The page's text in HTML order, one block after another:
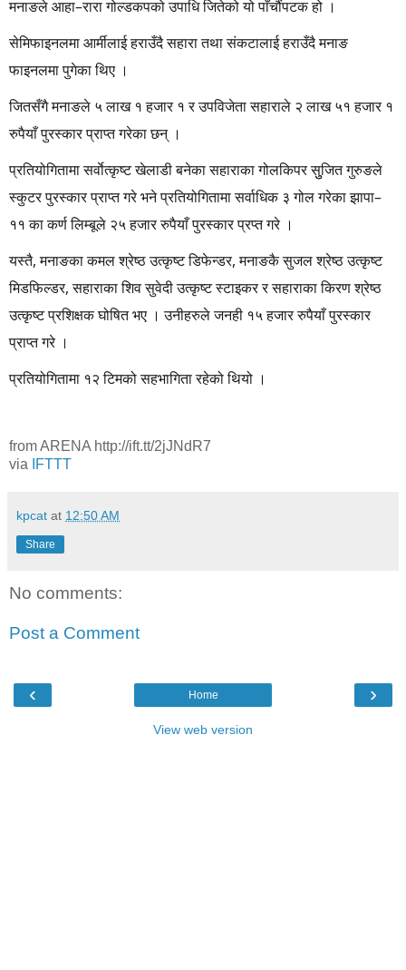
मनाङले आहा–रारा गोल्डकपको उपाधि जितेको यो पाँचौंपटक हो ।
सेमिफाइनलमा आर्मीलाई हराउँदै सहारा तथा संकटालाई हराउँदै मनाङ
फाइनलमा पुगेका थिए ।
जितसँगै मनाङले ५ लाख १ हजार १ र उपविजेता सहाराले २ लाख ५१ हजार १
रुपैयाँ पुरस्कार प्राप्त गरेका छन् ।
प्रतियोगितामा सर्वाेत्कृष्ट खेलाडी बनेका सहाराका गोलकिपर सुुजित गुरुङले
स्कुटर पुरस्कार प्राप्त गरे भने प्रतियोगितामा सर्वाधिक ३ गोल गरेका झापा–
११ का कर्ण लिम्बूले २५ हजार रुपैयाँ पुरस्कार प्रप्त गरे ।
यस्तै, मनाङका कमल श्रेष्ठ उत्कृष्ट डिफेन्डर, मनाङकै सुजल श्रेष्ठ उत्कृष्ट
मिडफिल्डर, सहाराका शिव सुवेदी उत्कृष्ट स्टाइकर र सहाराका किरण श्रेष्ठ
उत्कृष्ट प्रशिक्षक घोषित भए । उनीहरुले जनही १५ हजार रुपैयाँ पुरस्कार
प्राप्त गरे ।
प्रतियोगितामा १२ टिमको सहभागिता रहेको थियो ।
from ARENA http://ift.tt/2jJNdR7
via
IFTTT
kpcat at 12:50 AM
Share
No comments:
Post a Comment
‹ ›
Home
View web version